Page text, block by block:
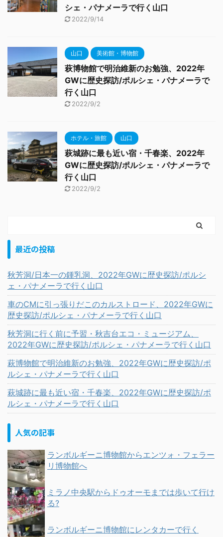
シェ・パナメーラで行く山口
2022/9/14
山口 美術館・博物館
萩博物館で明治維新のお勉強、2022年
GWに歴史探訪/ポルシェ・パナメーラで
行く山口
2022/9/2
ホテル・旅館 山口
萩城跡に最も近い宿・千春楽、2022年
GWに歴史探訪/ポルシェ・パナメーラで
行く山口
2022/9/2
最近の投稿
秋芳洞/日本一の鍾乳洞、2022年GWに歴史探訪/ポルシ
ェ・パナメーラで行く山口
車のCMに引っ張りだこのカルストロード、2022年GWに
歴史探訪/ポルシェ・パナメーラで行く山口
秋芳洞に行く前に予習・秋吉台エコ・ミュージアム、
2022年GWに歴史探訪/ポルシェ・パナメーラで行く山口
萩博物館で明治維新のお勉強、2022年GWに歴史探訪/ポ
ルシェ・パナメーラで行く山口
萩城跡に最も近い宿・千春楽、2022年GWに歴史探訪/ポ
ルシェ・パナメーラで行く山口
人気の記事
ランボルギーニ博物館からエンツォ・フェラー
リ博物館へ
ミラノ中央駅からドゥオーモまでは歩いて行け
る?
ランボルギーニ博物館にレンタカーで行く